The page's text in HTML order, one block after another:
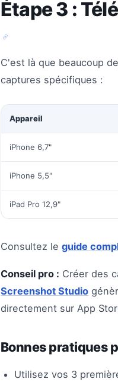
Étape 3 :
C'est là que beaucoup
captures spécifiques :
Appareil
iPhone 6,7"
iPhone 5,5"
iPad Pro 12,9"
Consultez le guide
Conseil pro : Créer des
Screenshot Studio
directement sur App
Bonnes pratiques
Utilisez vos 3